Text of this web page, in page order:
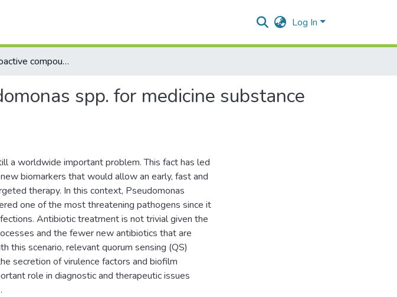
Log In
Applying bioactive compounds of Pseudomonas spp. for medicine substance development
spp. for medicine substance
a worldwide important problem. This fact has led
biomarkers that would allow an early, fast and
therapy. In this context, Pseudomonas
one of the most threatening pathogens since it
Antibiotic treatment is not trivial given the
and the fewer new antibiotics that are
this scenario, relevant quorum sensing (QS)
secretion of virulence factors and biofilm
role in diagnostic and therapeutic issues